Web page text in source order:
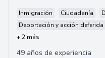
Inmigración Ciudadanía
Deportación y acción deferida
+ 2 más
49 años de experiencia